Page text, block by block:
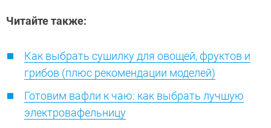
Читайте также:
Как выбрать сушилку для овощей, фруктов и
грибов (плюс рекомендации моделей)
Готовим вафли к чаю: как выбрать лучшую
электровафельницу